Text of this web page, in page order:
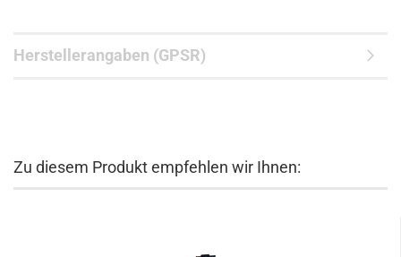
Herstellerangaben (GPSR)
Zu diesem Produkt empfehlen wir Ihnen: